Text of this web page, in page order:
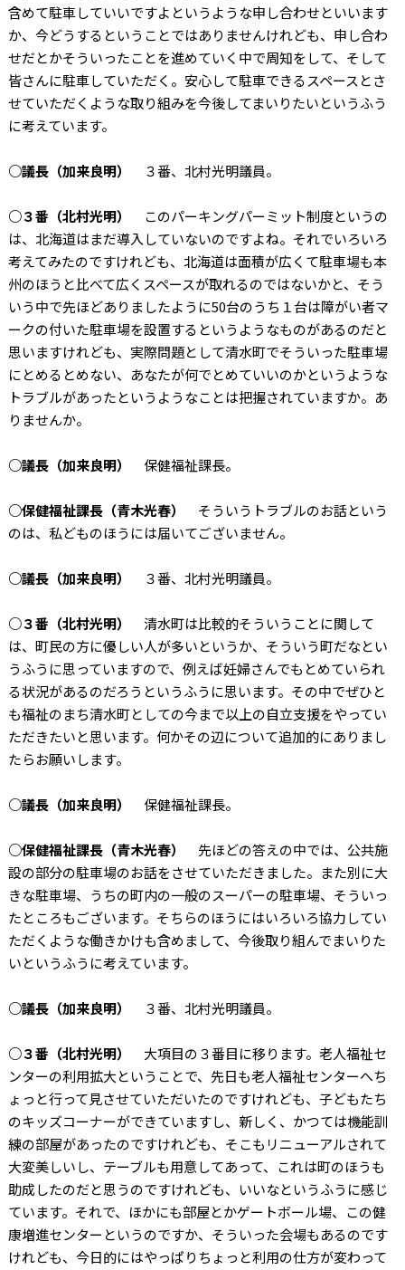
含めて駐車していいですよというような申し合わせといいます
か、今どうするということではありませんけれども、申し合わ
せだとかそういったことを進めていく中で周知をして、そして
皆さんに駐車していただく。安心して駐車できるスペースとさ
せていただくような取り組みを今後してまいりたいというふう
に考えています。
○議長（加来良明） ３番、北村光明議員。
○３番（北村光明）
このパーキングパーミット制度というの
は、北海道はまだ導入していないのですよね。それでいろいろ
考えてみたのですけれども、北海道は面積が広くて駐車場も本
州のほうと比べて広くスペースが取れるのではないかと、そう
いう中で先ほどありましたように50台のうち１台は障がい者マ
ークの付いた駐車場を設置するというようなものがあるのだと
思いますけれども、実際問題として清水町でそういった駐車場
にとめるとめない、あなたが何でとめていいのかというような
トラブルがあったというようなことは把握されていますか。あ
りませんか。
○議長（加来良明） 保健福祉課長。
○保健福祉課長（青木光春）
そういうトラブルのお話という
のは、私どものほうには届いてございません。
○議長（加来良明） ３番、北村光明議員。
○３番（北村光明）
清水町は比較的そういうことに関して
は、町民の方に優しい人が多いというか、そういう町だなとい
うふうに思っていますので、例えば妊婦さんでもとめていられ
る状況があるのだろうというふうに思います。その中でぜひと
も福祉のまち清水町としての今まで以上の自立支援をやってい
ただきたいと思います。何かその辺について追加的にありまし
たらお願いします。
○議長（加来良明） 保健福祉課長。
○保健福祉課長（青木光春）
先ほどの答えの中では、公共施
設の部分の駐車場のお話をさせていただきました。また別に大
きな駐車場、うちの町内の一般のスーパーの駐車場、そういっ
たところもございます。そちらのほうにはいろいろ協力してい
ただくような働きかけも含めまして、今後取り組んでまいりた
いというふうに考えています。
○議長（加来良明） ３番、北村光明議員。
○３番（北村光明）
大項目の３番目に移ります。老人福祉セ
ンターの利用拡大ということで、先日も老人福祉センターへち
ょっと行って見させていただいたのですけれども、子どもたち
のキッズコーナーができていますし、新しく、かつては機能訓
練の部屋があったのですけれども、そこもリニューアルされて
大変美しいし、テーブルも用意してあって、これは町のほうも
助成したのだと思うのですけれども、いいなというふうに感じ
ています。それで、ほかにも部屋とかゲートボール場、この健
康増進センターというのですか、そういった会場もあるのです
けれども、今日的にはやっぱりちょっと利用の仕方が変わって